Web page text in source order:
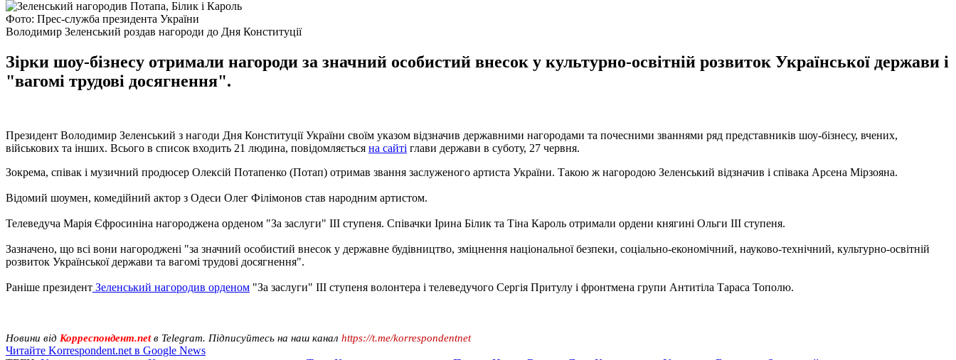
Фото: Прес-служба президента України
Володимир Зеленський роздав нагороди до Дня Конституції
Зірки шоу-бізнесу отримали нагороди за значний особистий внесок у культурно-освітній розвиток Української держави і
"вагомі трудові досягнення".
Президент Володимир Зеленський з нагоди Дня Конституції України своїм указом відзначив державними нагородами та почесними званнями ряд представників шоу-бізнесу, вчених,
військових та інших. Всього в список входить 21 людина, повідомляється на сайті глави держави в суботу, 27 червня.
Зокрема, співак і музичний продюсер Олексій Потапенко (Потап) отримав звання заслуженого артиста України. Такою ж нагородою Зеленський відзначив і співака Арсена Мірзояна.
Відомий шоумен, комедійний актор з Одеси Олег Філімонов став народним артистом.
Телеведуча Марія Єфросиніна нагороджена орденом "За заслуги" III ступеня. Співачки Ірина Білик та Тіна Кароль отримали ордени княгині Ольги III ступеня.
Зазначено, що всі вони нагороджені "за значний особистий внесок у державне будівництво, зміцнення національної безпеки, соціально-економічний, науково-технічний, культурно-освітній
розвиток Української держави та вагомі трудові досягнення".
Раніше президент Зеленський нагородив орденом "За заслуги" III ступеня волонтера і телеведучого Сергія Притулу і фронтмена групи Антитіла Тараса Тополю.
Новини від Корреспондент.netв Telegram. Підписуйтесь на наш канал https://t.me/korrespondentnet
Читайте Korrespondent.net в Google News